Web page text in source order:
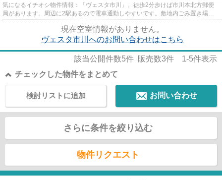
気になるイチオシ物件情報：「ヴェスタ市川」。徒歩2分歩けば市川本北方郵便
局があります。周辺に2駅あるので電車通勤しやすいです。敷地内ごみ置き場が
現在空室情報がありません。
ヴェスタ市川へのお問い合わせはこちら
該当公開件数5件 販売数3件 1-5件表示
チェックした物件をまとめて
お問い合わせ
検討リストに追加
さらに条件を絞り込む
物件リクエスト